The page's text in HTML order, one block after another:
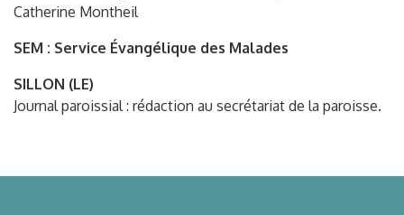
Catherine Montheil
SEM : Service Évangélique des Malades
SILLON (LE)
Journal paroissial : rédaction au secrétariat de la paroisse.